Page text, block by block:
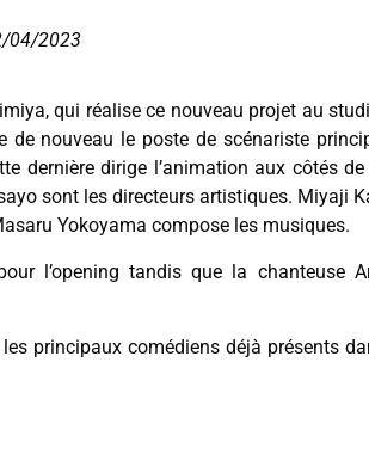
04/2023
qui réalise ce nouveau projet au
de nouveau le poste de scénariste
dernière dirige l’animation aux côtés
sont les directeurs artistiques. Miyaji
Yokoyama compose les musiques.
l’opening tandis que la chanteuse
principaux comédiens déjà présents